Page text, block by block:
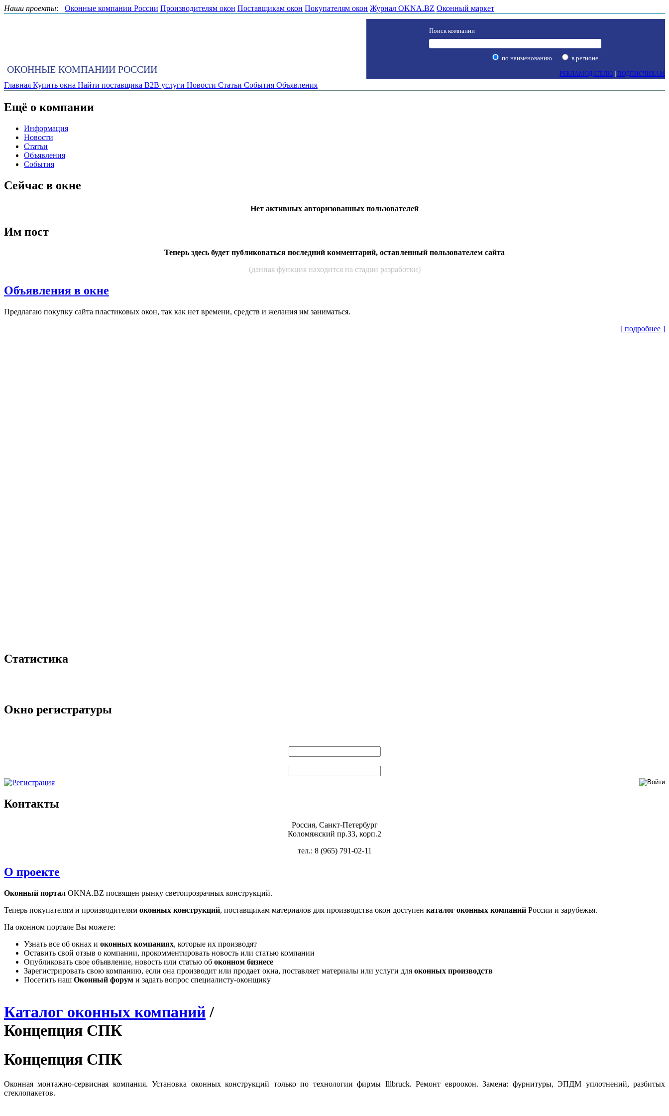
Наши проекты: Оконные компании России Производителям окон Поставщикам окон Покупателям окон Журнал OKNA.BZ Оконный маркет
ОКОННЫЕ КОМПАНИИ РОССИИ
Поиск компании
по наименованию в регионе
РЕКЛАМОДАТЕЛЮ ПОДПИСЧИКАМ
Главная Купить окна Найти поставщика B2B услуги Новости Статьи События Объявления
Ещё о компании
Информация
Новости
Статьи
Объявления
События
Сейчас в окне
Нет активных авторизованных пользователей
Им пост
Теперь здесь будет публиковаться последний комментарий, оставленный пользователем сайта
(данная функция находится на стадии разработки)
Объявления в окне
Пред­ла­гаю по­куп­ку сай­та плас­ти­ковых окон, так как нет вре­мени, средств и же­лания им за­нимать­ся.
[ подробнее ]
Статистика
Окно регистратуры
Контакты
Россия, Санкт-Петербург
Коломяжский пр.33, корп.2
тел.: 8 (965) 791-02-11
О проекте
Оконный портал OKNA.BZ посвящен рынку светопрозрачных конструкций.
Теперь покупателям и производителям оконных конструкций, поставщикам материалов для производства окон доступен каталог оконных компаний России и зарубежья.
На оконном портале Вы можете:
Узнать все об окнах и оконных компаниях, которые их производят
Оставить свой отзыв о компании, прокомментировать новость или статью компании
Опубликовать свое объявление, новость или статью об оконном бизнесе
Зарегистрировать свою компанию, если она производит или продает окна, поставляет материалы или услуги для оконных производств
Посетить наш Оконный форум и задать вопрос специалисту-оконщику
Каталог оконных компаний /
Концепция СПК
Концепция СПК
Оконная монтажно-сервисная компания. Установка оконных конструкций только по технологии фирмы Illbruck. Ремонт евроокон. Замена: фурнитуры, ЭПДМ уплотнений, разбитых
стеклопакетов.